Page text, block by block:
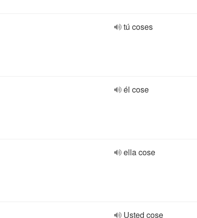
tú coses
él cose
ella cose
Usted cose